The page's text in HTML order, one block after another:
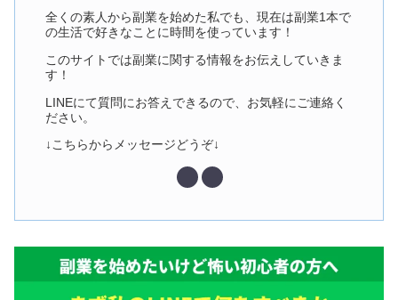
全くの素人から副業を始めた私でも、現在は副業1本で
の生活で好きなことに時間を使っています！
このサイトでは副業に関する情報をお伝えしていきま
す！
LINEにて質問にお答えできるので、お気軽にご連絡く
ださい。
↓こちらからメッセージどうぞ↓